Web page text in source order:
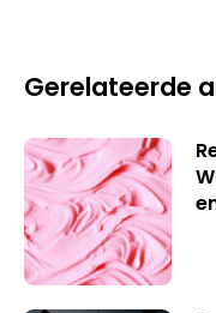
Gerelateerde